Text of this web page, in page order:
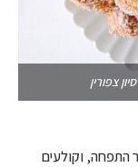
צפורין
מהבצק שעבר התפחה, וקולעים